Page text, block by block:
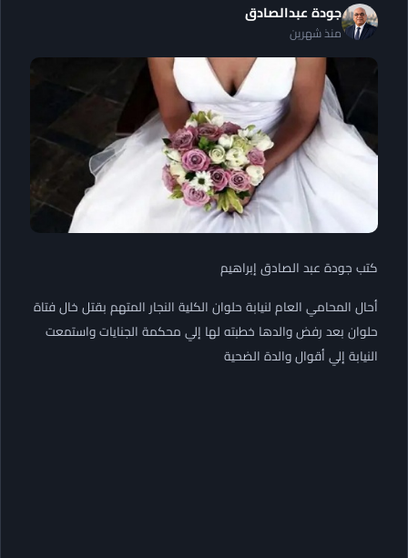
جودة عبدالصادق
منذ شهرين
كتب جودة عبد الصادق إبراهيم
أحال المحامي العام لنيابة حلوان الكلية النجار المتهم بقتل خال فتاة
حلوان بعد رفض والدها خطبته لها إلي محكمة الجنايات واستمعت
النيابة إلي أقوال والدة الضحية